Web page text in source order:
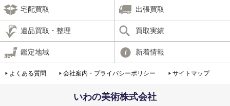
宅配買取 出張買取
遺品買取・整理 買取実績
鑑定地域 新着情報
よくある質問 会社案内・プライバシーポリシー サイトマップ
いわの美術株式会社